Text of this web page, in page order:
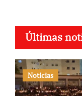
Últimas
Noticias